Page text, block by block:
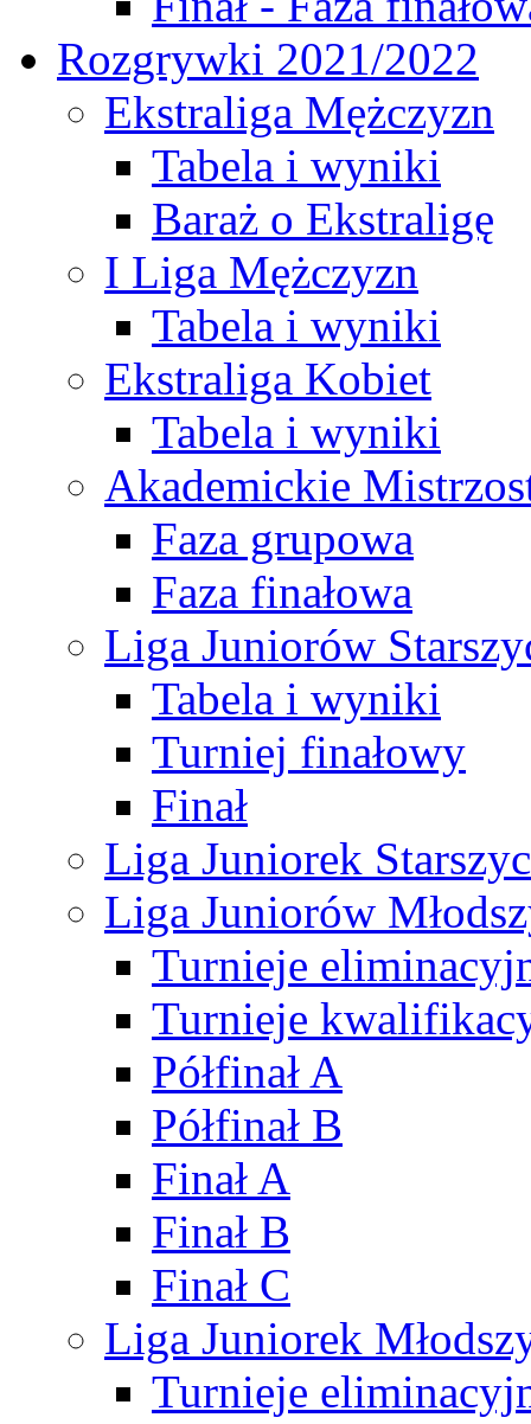
Rozgrywki 2021/2022
Ekstraliga Mężczyzn
Tabela i wyniki
Baraż o Ekstraligę
I Liga Mężczyzn
Tabela i wyniki
Ekstraliga Kobiet
Tabela i wyniki
Akademickie
Faza grupowa
Faza finałowa
Liga Juniorów
Tabela i wyniki
Turniej finałowy
Finał
Liga Juniorek
Liga Juniorów
Turnieje
Turnieje
Półfinał A
Półfinał B
Finał A
Finał B
Finał C
Liga Juniorek
Turnieje